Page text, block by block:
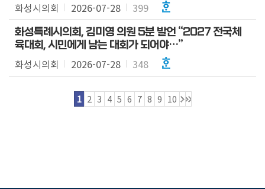
화성시의회 2026-07-28 399
화성특례시의회, 김미영 의원 5분 발언 “2027 전국체
육대회, 시민에게 남는 대회가 되어야…”
화성시의회 2026-07-28 348
1 2 3 4 5 6 7 8 9 10